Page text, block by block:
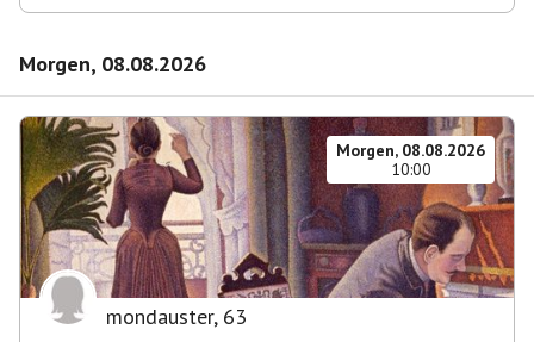
Morgen, 08.08.2026
Morgen, 08.08.2026
10:00
mondauster, 63